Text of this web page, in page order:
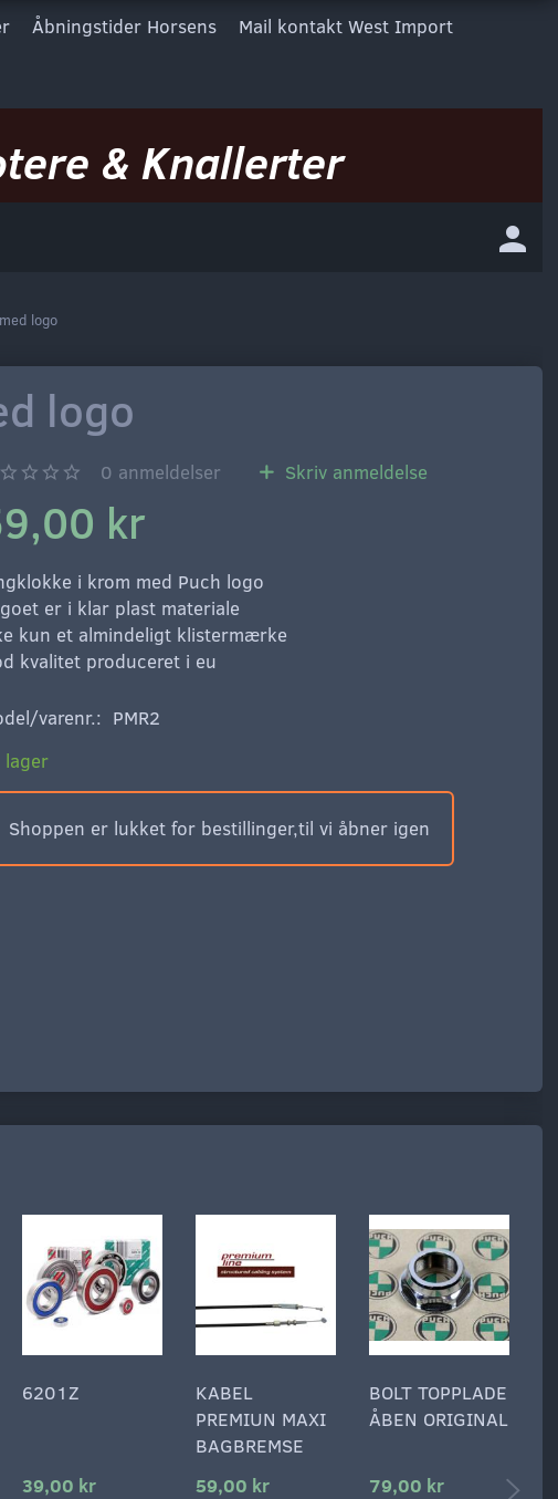
Åbningstider Horsens Mail kontakt West Import
& Knallerter
logo
logo
0 anmeldelser Skriv anmeldelse
kr
i krom med Puch logo
er i klar plast materiale
kun et almindeligt klistermærke
kvalitet produceret i eu
varenr.: PMR2
lager
Shoppen er lukket for bestillinger,til vi åbner igen
6201Z
39,00 kr
KABEL
PREMIUN MAXI
BAGBREMSE
59,00 kr
BOLT TOPPLADE
ÅBEN ORIGINAL
79,00 kr